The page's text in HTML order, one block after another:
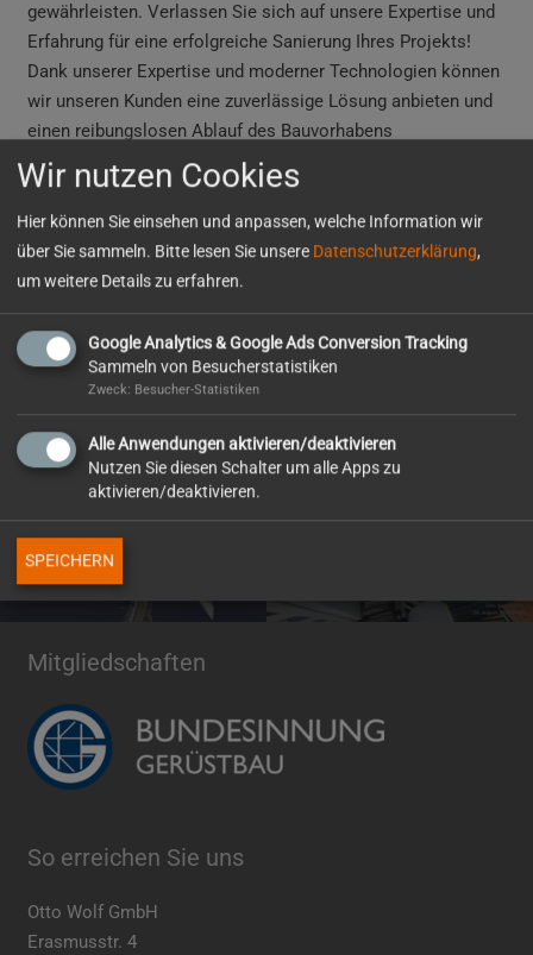
gewährleisten. Verlassen Sie sich auf unsere Expertise und
Erfahrung für eine erfolgreiche Sanierung Ihres Projekts!
Dank unserer Expertise und moderner Technologien können
wir unseren Kunden eine zuverlässige Lösung anbieten und
einen reibungslosen Ablauf des Bauvorhabens
gewährleisten. Sprechen Sie uns an!
Fotos: OW
Auftraggeber
Privat
3 D Vermessung
Wohnung innen
Mehrfamilienhaus
Mitgliedschaften
So erreichen Sie uns
Otto Wolf GmbH
Erasmusstr. 4
Wir nutzen Cookies
Hier können Sie einsehen und anpassen, welche Information wir
über Sie sammeln. Bitte lesen Sie unsere Datenschutzerklärung,
um weitere Details zu erfahren.
Google Analytics & Google Ads Conversion Tracking
Sammeln von Besucherstatistiken
Zweck: Besucher-Statistiken
Alle Anwendungen aktivieren/deaktivieren
Nutzen Sie diesen Schalter um alle Apps zu
aktivieren/deaktivieren.
SPEICHERN